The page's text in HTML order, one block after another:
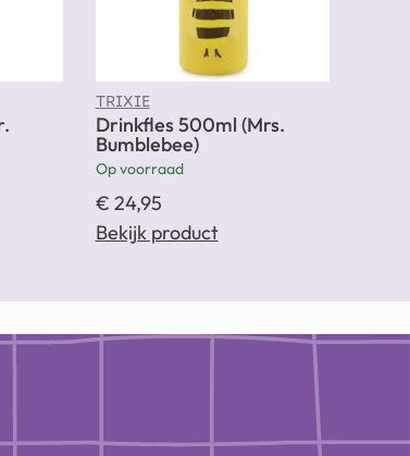
TRIXIE
Drinkfles 500ml (Mrs.
Bumblebee)
Op voorraad
€ 24,95
Bekijk product